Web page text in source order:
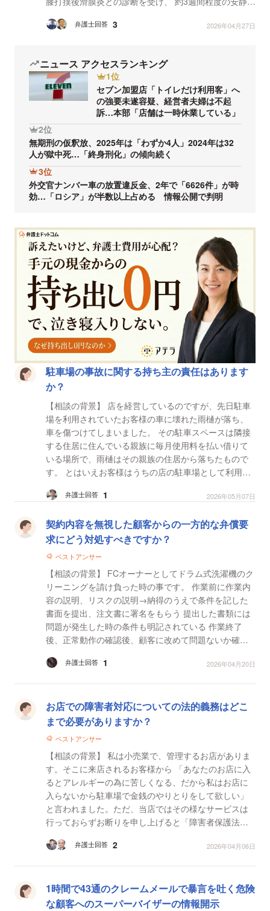
弁護士回答 3 2026年04月27日
ニュース アクセスランキング
1位
セブン加盟店「トイレだけ利用客」へ
の強要未遂容疑、経営者夫婦は不起
訴…本部「店舗は一時休業している」
2位
無期刑の仮釈放、2025年は「わずか4人」2024年は32
人が獄中死…「終身刑化」の傾向続く
3位
外交官ナンバー車の放置違反金、2年で「6626件」が時
効…「ロシア」が半数以上占める 情報公開で判明
駐車場の事故に関する持ち主の責任はあります
か？
【相談の背景】 店を経営しているのですが、先日駐車
場を利用されていたお客様の車に壊れた雨樋が落ち、
車を傷つけてしまいました。 その駐車スペースは隣接
する住居に住んでいる親族に毎月使用料を払い借りて
いる場所で、雨樋はその親族の住居から落ちたもので
す。 とはいえお客様はうちの店の駐車場として利用し
が、お...弁護士回答 1 2026年05月07日
契約内容を無視した顧客からの一方的な弁償要
求にどう対処すべきですか？
ベストアンサー
【相談の背景】 FCオーナーとしてドラム式洗濯機のク
リーニングを請け負った時の事です。 作業前に作業内
容の説明、リスクの説明→納得のうえで条件を記した
書面を提出、注文書に署名をもらう 提出した書類には
問題が発生した時の条件も明記されている 作業終了
後、正常動作の確認後、顧客に改めて問題ないか確認
出。 ...弁護士回答 1 2026年04月20日
お店での障害者対応についての法的義務はどこ
まで必要がありますか？
ベストアンサー
【相談の背景】 私は小売業で、管理するお店がありま
す。そこに来店されるお客様から 「あなたのお店に入
るとアレルギーの為に苦しくなる、だから私はお店に
入らないから駐車場で金銭のやりとりをして欲しい」
と言われました。ただ、当店ではその様なサービスは
行っておらずお断りを申し上げると「障害者保護法に
いる」...弁護士回答 2 2026年04月06日
1時間で43通のクレームメールで暴言を吐く危険
な顧客へのスーパーバイザーの情報開示